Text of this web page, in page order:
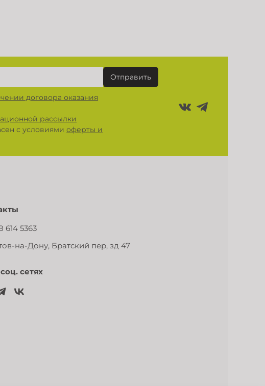
Отправить
договора оказания
рассылки
с условиямиоферты и
614 5363
на-Дону, Братский пер, зд 47
сетях